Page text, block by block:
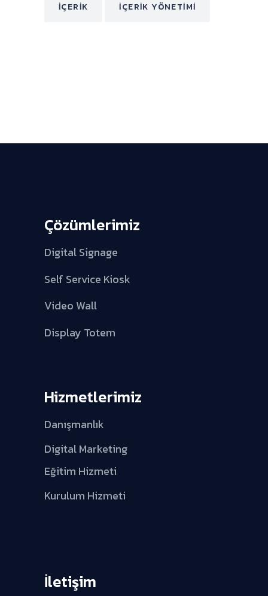
İÇERIK İÇERIK YÖNETIMI
Çözümlerimiz
Digital Signage
Self Service Kiosk
Video Wall
Display Totem
Hizmetlerimiz
Danışmanlık
Digital Marketing
Eğitim Hizmeti
Kurulum Hizmeti
İletişim